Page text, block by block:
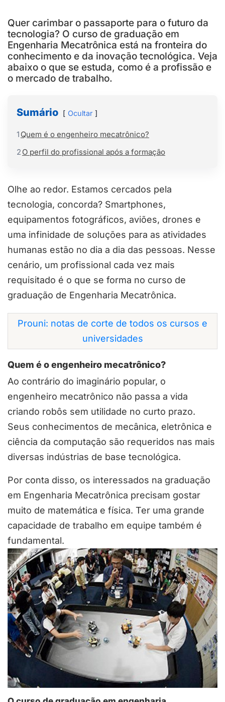
Quer carimbar o passaporte para o futuro da
tecnologia? O curso de graduação em
Engenharia Mecatrônica está na fronteira do
conhecimento e da inovação tecnológica. Veja
abaixo o que se estuda, como é a profissão e
o mercado de trabalho.
Sumário Ocultar
1 Quem é o engenheiro mecatrônico?
2 O perfil do profissional após a formação
Olhe ao redor. Estamos cercados pela
tecnologia, concorda? Smartphones,
equipamentos fotográficos, aviões, drones e
uma infinidade de soluções para as atividades
humanas estão no dia a dia das pessoas. Nesse
cenário, um profissional cada vez mais
requisitado é o que se forma no curso de
graduação de Engenharia Mecatrônica.
Prouni: notas de corte de todos os cursos e
universidades
Quem é o engenheiro mecatrônico?
Ao contrário do imaginário popular, o
engenheiro mecatrônico não passa a vida
criando robôs sem utilidade no curto prazo.
Seus conhecimentos de mecânica, eletrônica e
ciência da computação são requeridos nas mais
diversas indústrias de base tecnológica.
Por conta disso, os interessados na graduação
em Engenharia Mecatrônica precisam gostar
muito de matemática e física. Ter uma grande
capacidade de trabalho em equipe também é
fundamental.